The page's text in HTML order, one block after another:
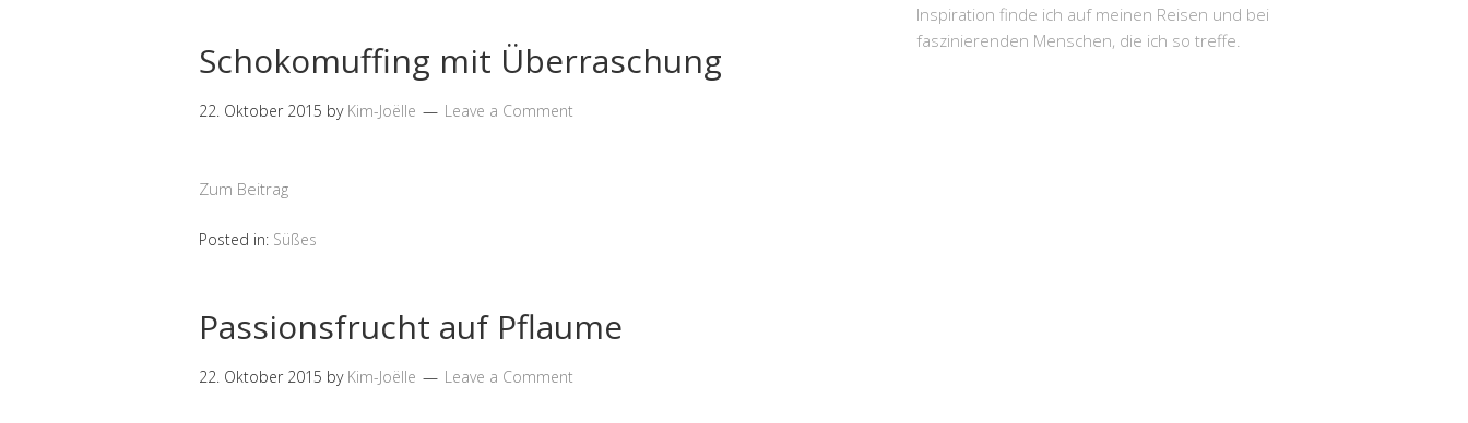
Schokomuffing mit Überraschung
22. Oktober 2015 by Kim-Joëlle Leave a Comment
Zum Beitrag
Posted in: Süßes
Passionsfrucht auf Pflaume
22. Oktober 2015 by Kim-Joëlle Leave a Comment
Inspiration finde ich auf meinen Reisen und bei
faszinierenden Menschen, die ich so treffe.